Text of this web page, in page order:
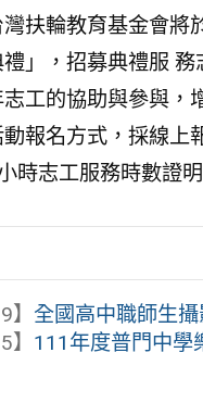
扶輪教育基金會將
」，招募典禮服
工的協助與參與，
動報名方式，採線上
時志工服務時數證明
全國高中職師生
111年度普門中學